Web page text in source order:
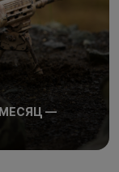
МЕСЯЦ —